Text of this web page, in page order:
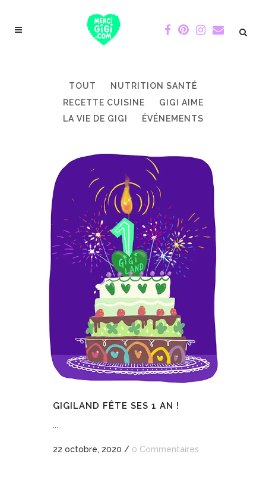
TOUT
NUTRITION SANTÉ
RECETTE CUISINE
GIGI AIME
LA VIE DE GIGI
ÉVÉNEMENTS
GIGILAND FÊTE SES 1 AN !
22 octobre, 2020 / 0 Commentaires